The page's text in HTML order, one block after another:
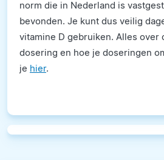
norm die in Nederland is
bevonden. Je kunt dus veilig
vitamine D gebruiken. Alles over
dosering en hoe je doseringen
je hier.